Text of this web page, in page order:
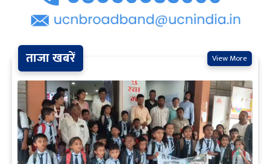
ताजा खबरें View More